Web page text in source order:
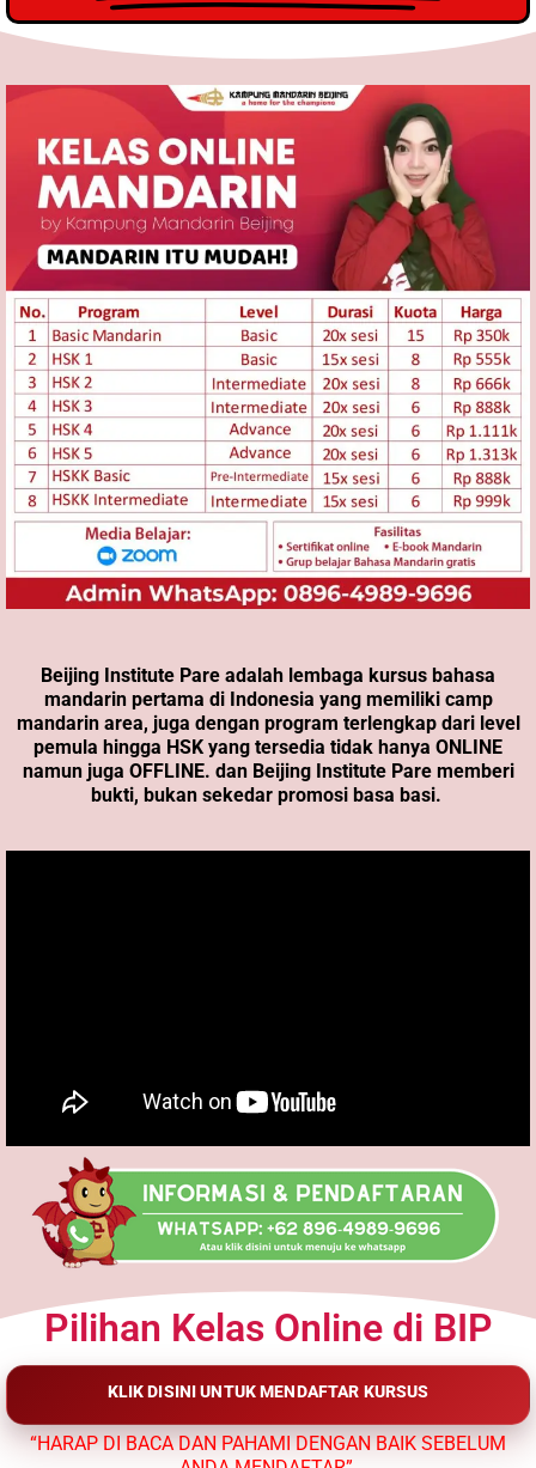
Beijing Institute Pare adalah lembaga kursus bahasa
mandarin pertama di Indonesia yang memiliki camp
mandarin area, juga dengan program terlengkap dari level
pemula hingga HSK yang tersedia tidak hanya ONLINE
namun juga OFFLINE. dan Beijing Institute Pare memberi
bukti, bukan sekedar promosi basa basi.
Pilihan Kelas Online di BIP
KLIK DISINI UNTUK MENDAFTAR KURSUS
“HARAP DI BACA DAN PAHAMI DENGAN BAIK SEBELUM